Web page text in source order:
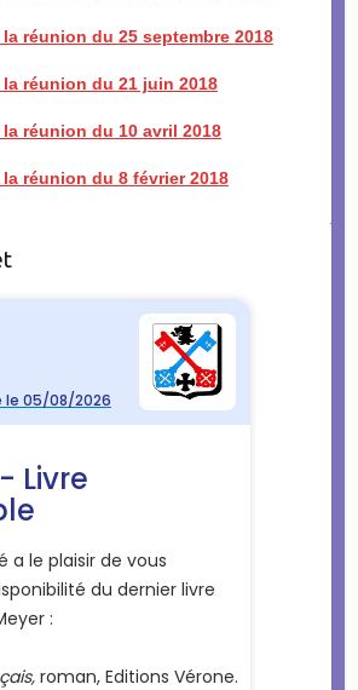
réunion du 25 septembre 2018
réunion du 21 juin 2018
réunion du 10 avril 2018
réunion du 8 février 2018